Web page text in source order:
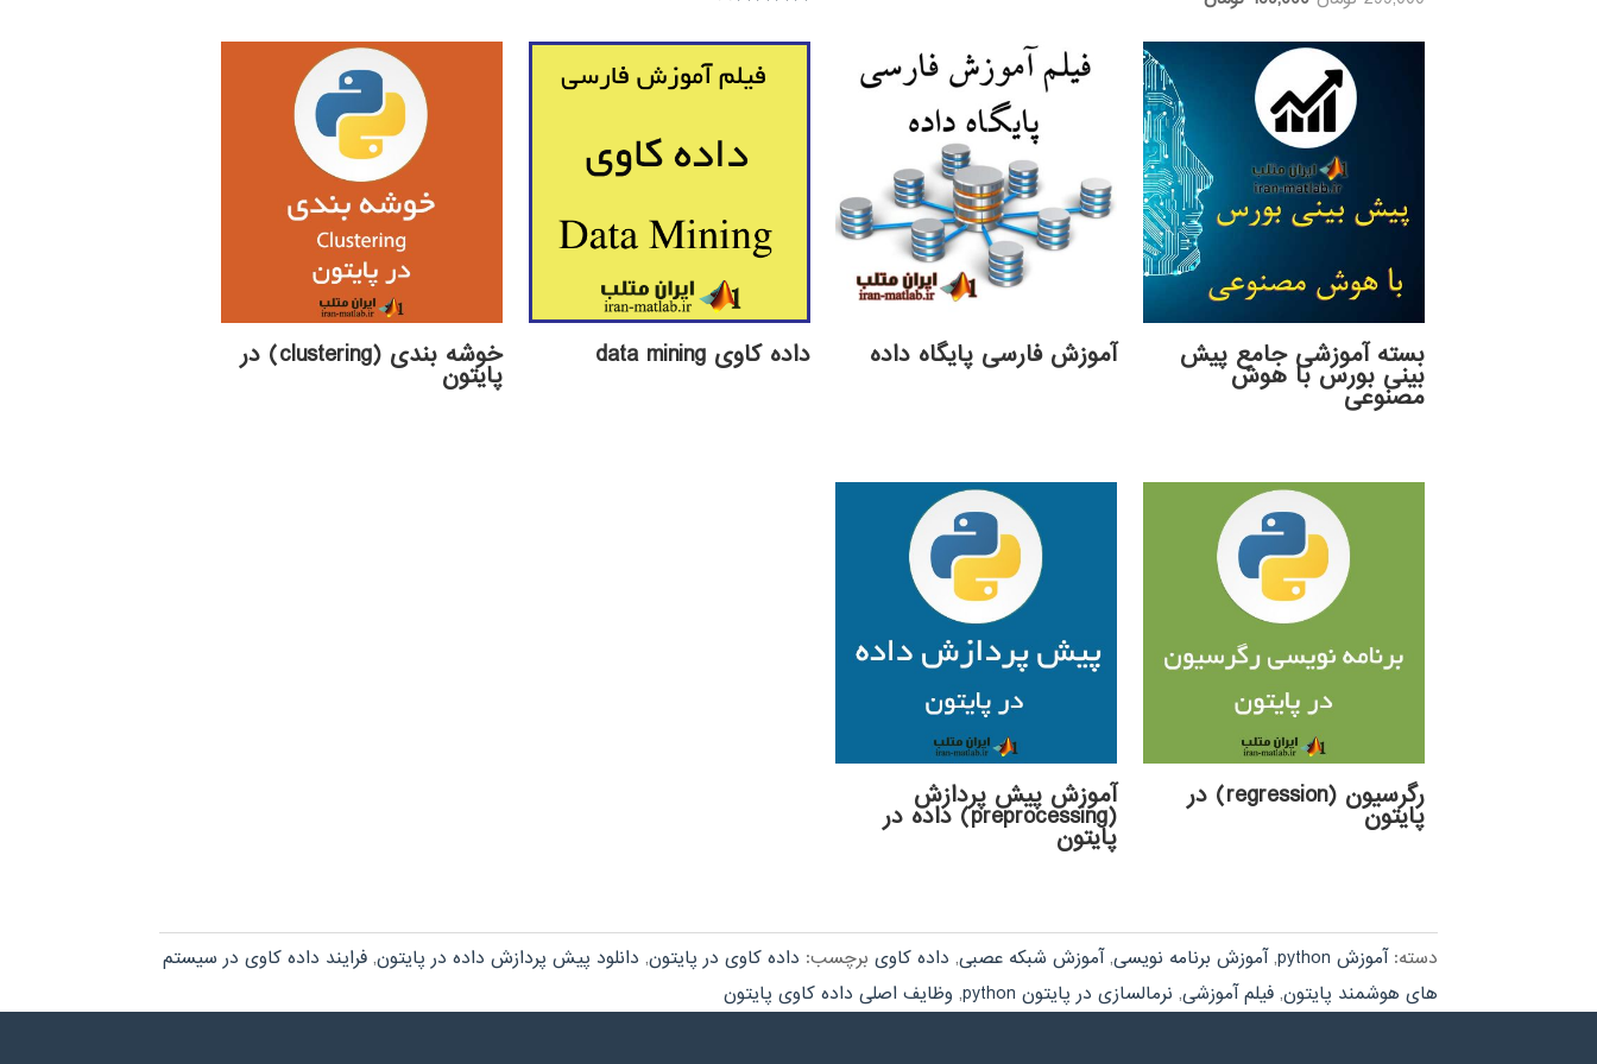
189,000 تومان.
بسته آموزشی جامع پیش
بینی بورس با هوش
مصنوعی
آموزش فارسی پایگاه داده داده کاوی data mining خوشه بندی (clustering) در
پایتون
رگرسیون (regression) در
پایتون
آموزش پیش پردازش
(preprocessing) داده در
پایتون
دسته:آموزش python ,آموزش برنامه نویسی,آموزش شبکه عصبی, داده کاوی برچسب: داده کاوی در پایتون, دانلود پیش پردازش داده در پایتون,فرایند داده کاوی در سیستم
های هوشمند پایتون,فیلم آموزشی, نرمالسازی در پایتون python , وظایف اصلی داده کاوی پایتون